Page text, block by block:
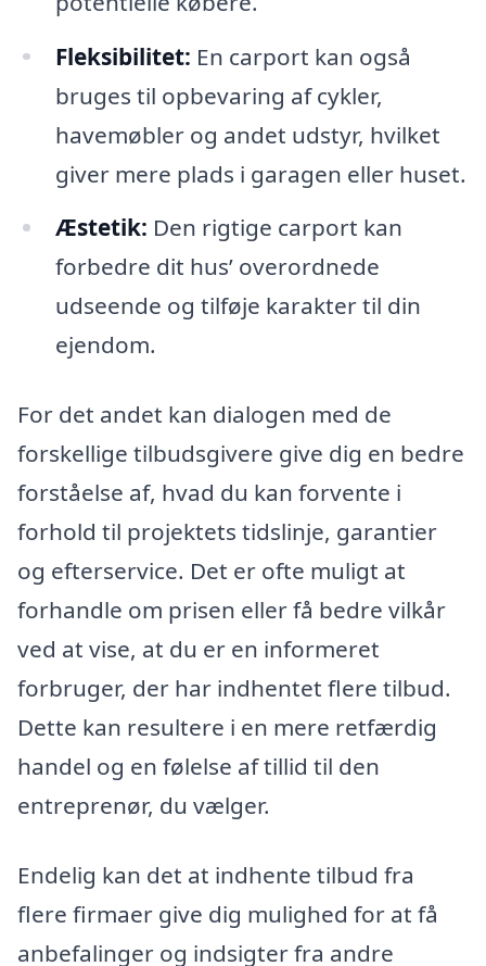
Fleksibilitet: En carport kan også
bruges til opbevaring af cykler,
havemøbler og andet udstyr, hvilket
giver mere plads i garagen eller huset.
Æstetik: Den rigtige carport kan
forbedre dit hus’ overordnede
udseende og tilføje karakter til din
ejendom.
For det andet kan dialogen med de
forskellige tilbudsgivere give dig en bedre
forståelse af, hvad du kan forvente i
forhold til projektets tidslinje, garantier
og efterservice. Det er ofte muligt at
forhandle om prisen eller få bedre vilkår
ved at vise, at du er en informeret
forbruger, der har indhentet flere tilbud.
Dette kan resultere i en mere retfærdig
handel og en følelse af tillid til den
entreprenør, du vælger.
Endelig kan det at indhente tilbud fra
flere firmaer give dig mulighed for at få
anbefalinger og indsigter fra andre